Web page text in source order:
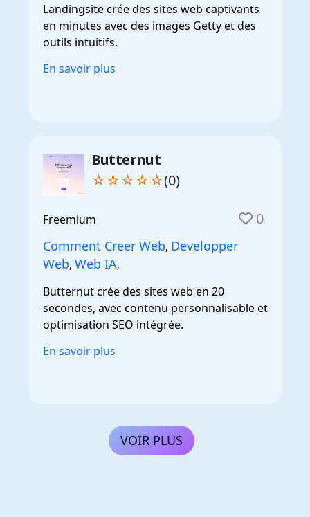
Landingsite crée des sites web captivants
en minutes avec des images Getty et des
outils intuitifs.
En savoir plus
Butternut
☆☆☆☆☆(0)
Freemium 0
Comment Creer Web, Developper
Web, Web IA,
Butternut crée des sites web en 20
secondes, avec contenu personnalisable et
optimisation SEO intégrée.
En savoir plus
VOIR PLUS